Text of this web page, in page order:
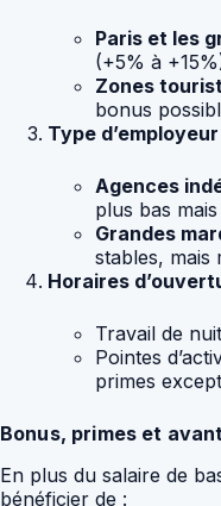
Paris et les
(+5% à
Zones
bonus
Type d’employeur
Agences
plus bas
Grandes
stables, mais
Horaires
Travail de
Pointes
primes
Bonus, primes et
En plus du salaire de
bénéficier de :